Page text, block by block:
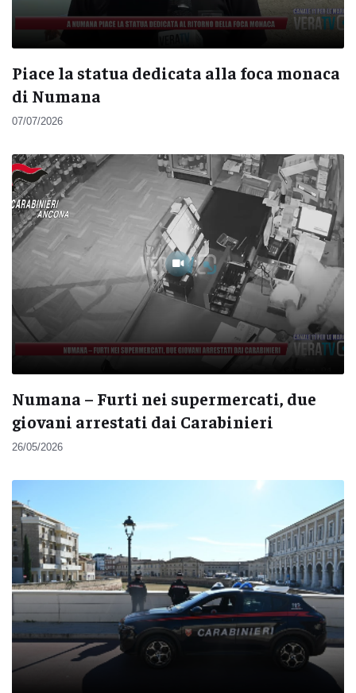
Piace la statua dedicata alla foca monaca
di Numana
07/07/2026
Numana – Furti nei supermercati, due
giovani arrestati dai Carabinieri
26/05/2026